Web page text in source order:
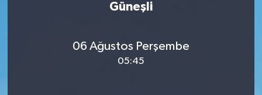
Güneşli
06 Ağustos Perşembe
05:45